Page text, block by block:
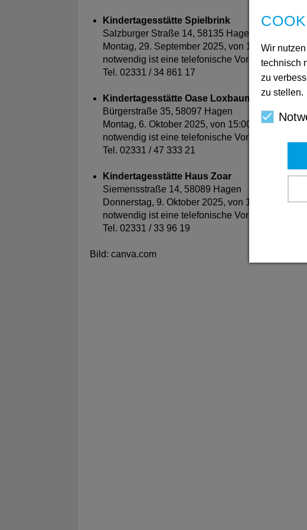
Kindertagesstätte Spielbrink
Salzburger Straße 14, 58135 Hagen
Montag, 29. September 2025, von 16:00 Uhr bis
notwendig ist eine telefonische Voranmeldung
Tel. 02331 / 34 861 17
Kindertagesstätte Oase Loxbaum
Bürgerstraße 35, 58097 Hagen
Montag, 6. Oktober 2025, von 15:00 Uhr bis
notwendig ist eine telefonische Voranmeldung
Tel. 02331 / 47 333 21
Kindertagesstätte Haus Zoar
Siemensstraße 14, 58089 Hagen
Donnerstag, 9. Oktober 2025, von 14:00 Uhr bis
notwendig ist eine telefonische Voranmeldung
Tel. 02331 / 33 96 19
Bild: canva.com
Wir
technisch
zu
zu stellen.